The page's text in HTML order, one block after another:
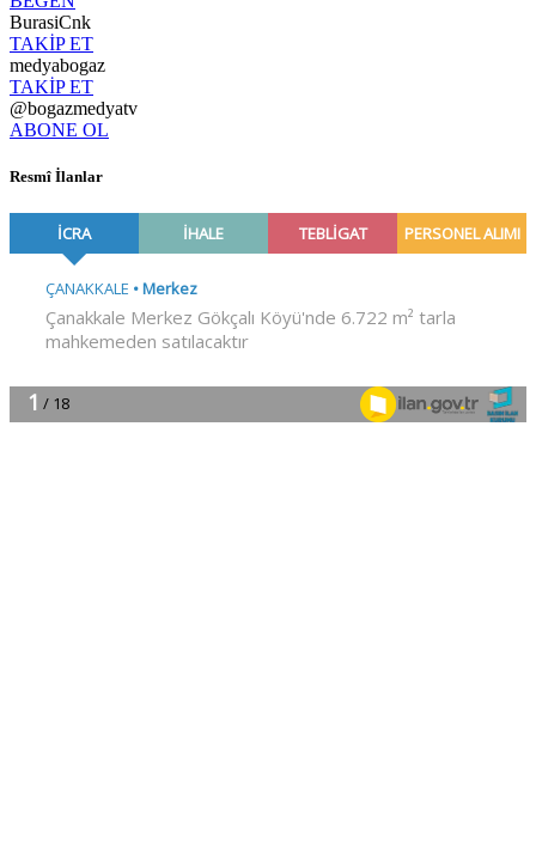
BurasiCnk
TAKİP ET
medyabogaz
TAKİP ET
@bogazmedyatv
ABONE OL
Resmî İlanlar